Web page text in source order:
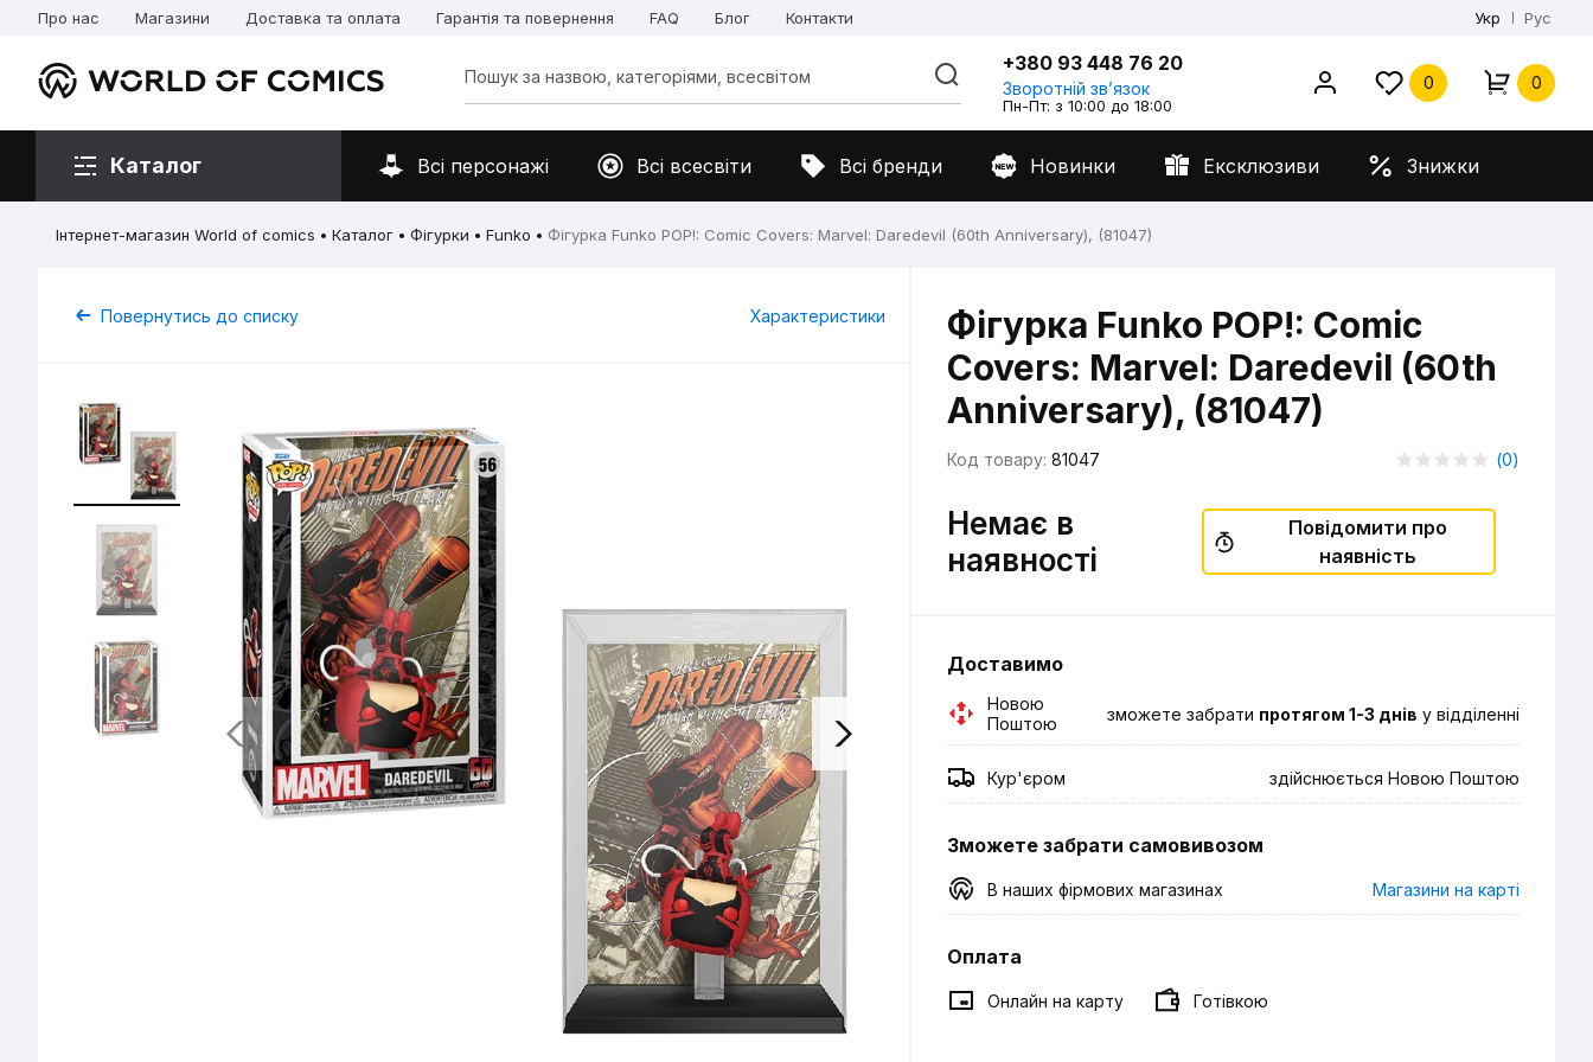
Про нас Магазини Доставка та оплата Гарантія та повернення FAQ Блог Контакти Укр Рус
+380 93 448 76 20
Зворотній звʼязок
Пн-Пт: з 10:00 до 18:00
0 0
Каталог Всі персонажі Всі всесвіти Всі бренди Новинки Ексклюзиви Знижки
Інтернет-магазин World of comics Каталог Фігурки Funko Фігурка Funko POP!: Comic Covers: Marvel: Daredevil (60th Anniversary), (81047)
Повернутись до списку Характеристики
Фігурка Funko POP!: Comic
Covers: Marvel: Daredevil (60th
Anniversary), (81047)
Код товару: 81047 (0)
Немає в
наявності
Повідомити про
наявність
Доставимо
Новою
Поштою
зможете забрати протягом 1-3 днів у відділенні
Кур'єром здійснюється Новою Поштою
Зможете забрати самовивозом
В наших фірмових магазинах Магазини на карті
Оплата
Онлайн на карту Готівкою